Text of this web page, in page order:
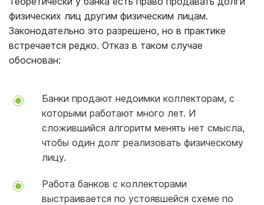
физических лиц другим физическим лицам.
Законодательно это разрешено, но в практике
встречается редко. Отказ в таком случае
обоснован:
Банки продают недоимки коллекторам, с
которыми работают много лет. И
сложившийся алгоритм менять нет смысла,
чтобы один долг реализовать физическому
лицу.
Работа банков с коллекторами
выстраивается по устоявшейся схеме по